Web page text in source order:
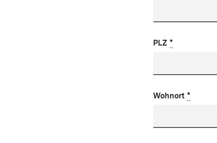
PLZ *
Wohnort *